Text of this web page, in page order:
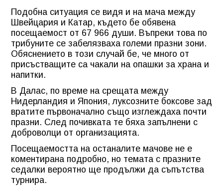
Подобна ситуация се видя и на мача между
Швейцария и Катар, където бе обявена
посещаемост от 67 966 души. Въпреки това по
трибуните се забелязваха големи празни зони.
Обяснението в този случай бе, че много от
присъстващите са чакали на опашки за храна и
напитки.
В Далас, по време на срещата между
Нидерландия и Япония, луксозните боксове зад
вратите първоначално също изглеждаха почти
празни. След почивката те бяха запълнени с
доброволци от организацията.
Посещаемостта на останалите мачове не е
коментирана подробно, но темата с празните
седалки вероятно ще продължи да съпътства
турнира.